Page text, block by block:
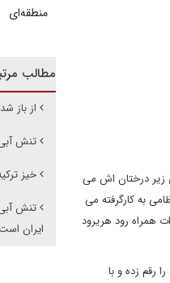
زیر درختان اش می
به کارگرفته می
همراه رود هریرود
رقم زده و با
منطقه‌ای
مطالب
از باز
تنش آبی
خیز
تنش آبی
ایران است